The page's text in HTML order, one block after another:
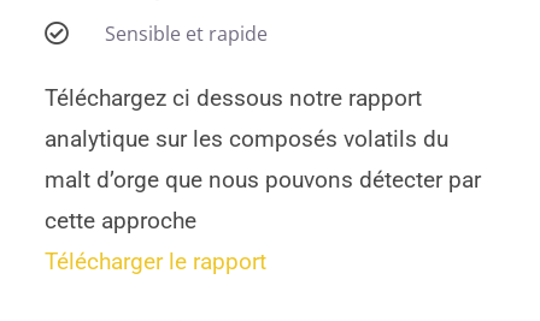
Sensible et rapide
Téléchargez ci dessous notre rapport
analytique sur les composés volatils du
malt d’orge que nous pouvons détecter par
cette approche
Télécharger le rapport